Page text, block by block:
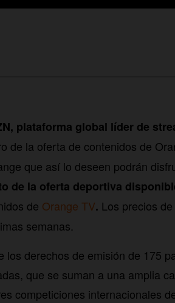
plataforma global líder de
de la oferta de contenidos de
que así lo deseen podrán
de la oferta deportiva
de Orange TV. Los precios
semanas.
los derechos de emisión de 175
que se suman a una amplia
competiciones internacionales